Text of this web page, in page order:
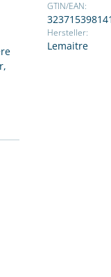
GTIN/EAN:
Hersteller:
Lemaitre